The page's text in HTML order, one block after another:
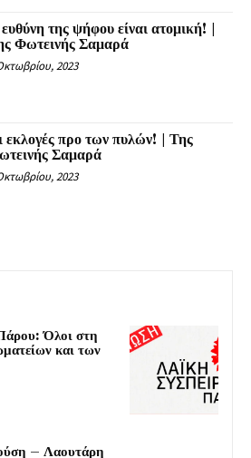
της ψήφου είναι ατομική! |
Φωτεινής Σαμαρά
2023
εκλογές προ των πυλών! | Της
Σαμαρά
2023
Όλοι στη
και των
– Λαουτάρη